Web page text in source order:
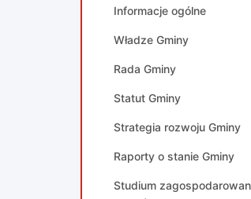
Informacje ogólne
Władze Gminy
Rada Gminy
Statut Gminy
Strategia rozwoju Gminy
Raporty o stanie Gminy
Studium